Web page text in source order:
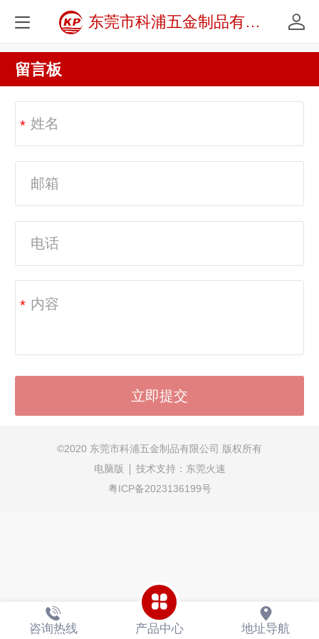
东莞市科浦五金制品有限公司
留言板
*
*
©2020 东莞市科浦五金制品有限公司 版权所有
电脑版
技术支持： 东莞火速
粤ICP备2023136199号
咨询热线 产品中心 地址导航